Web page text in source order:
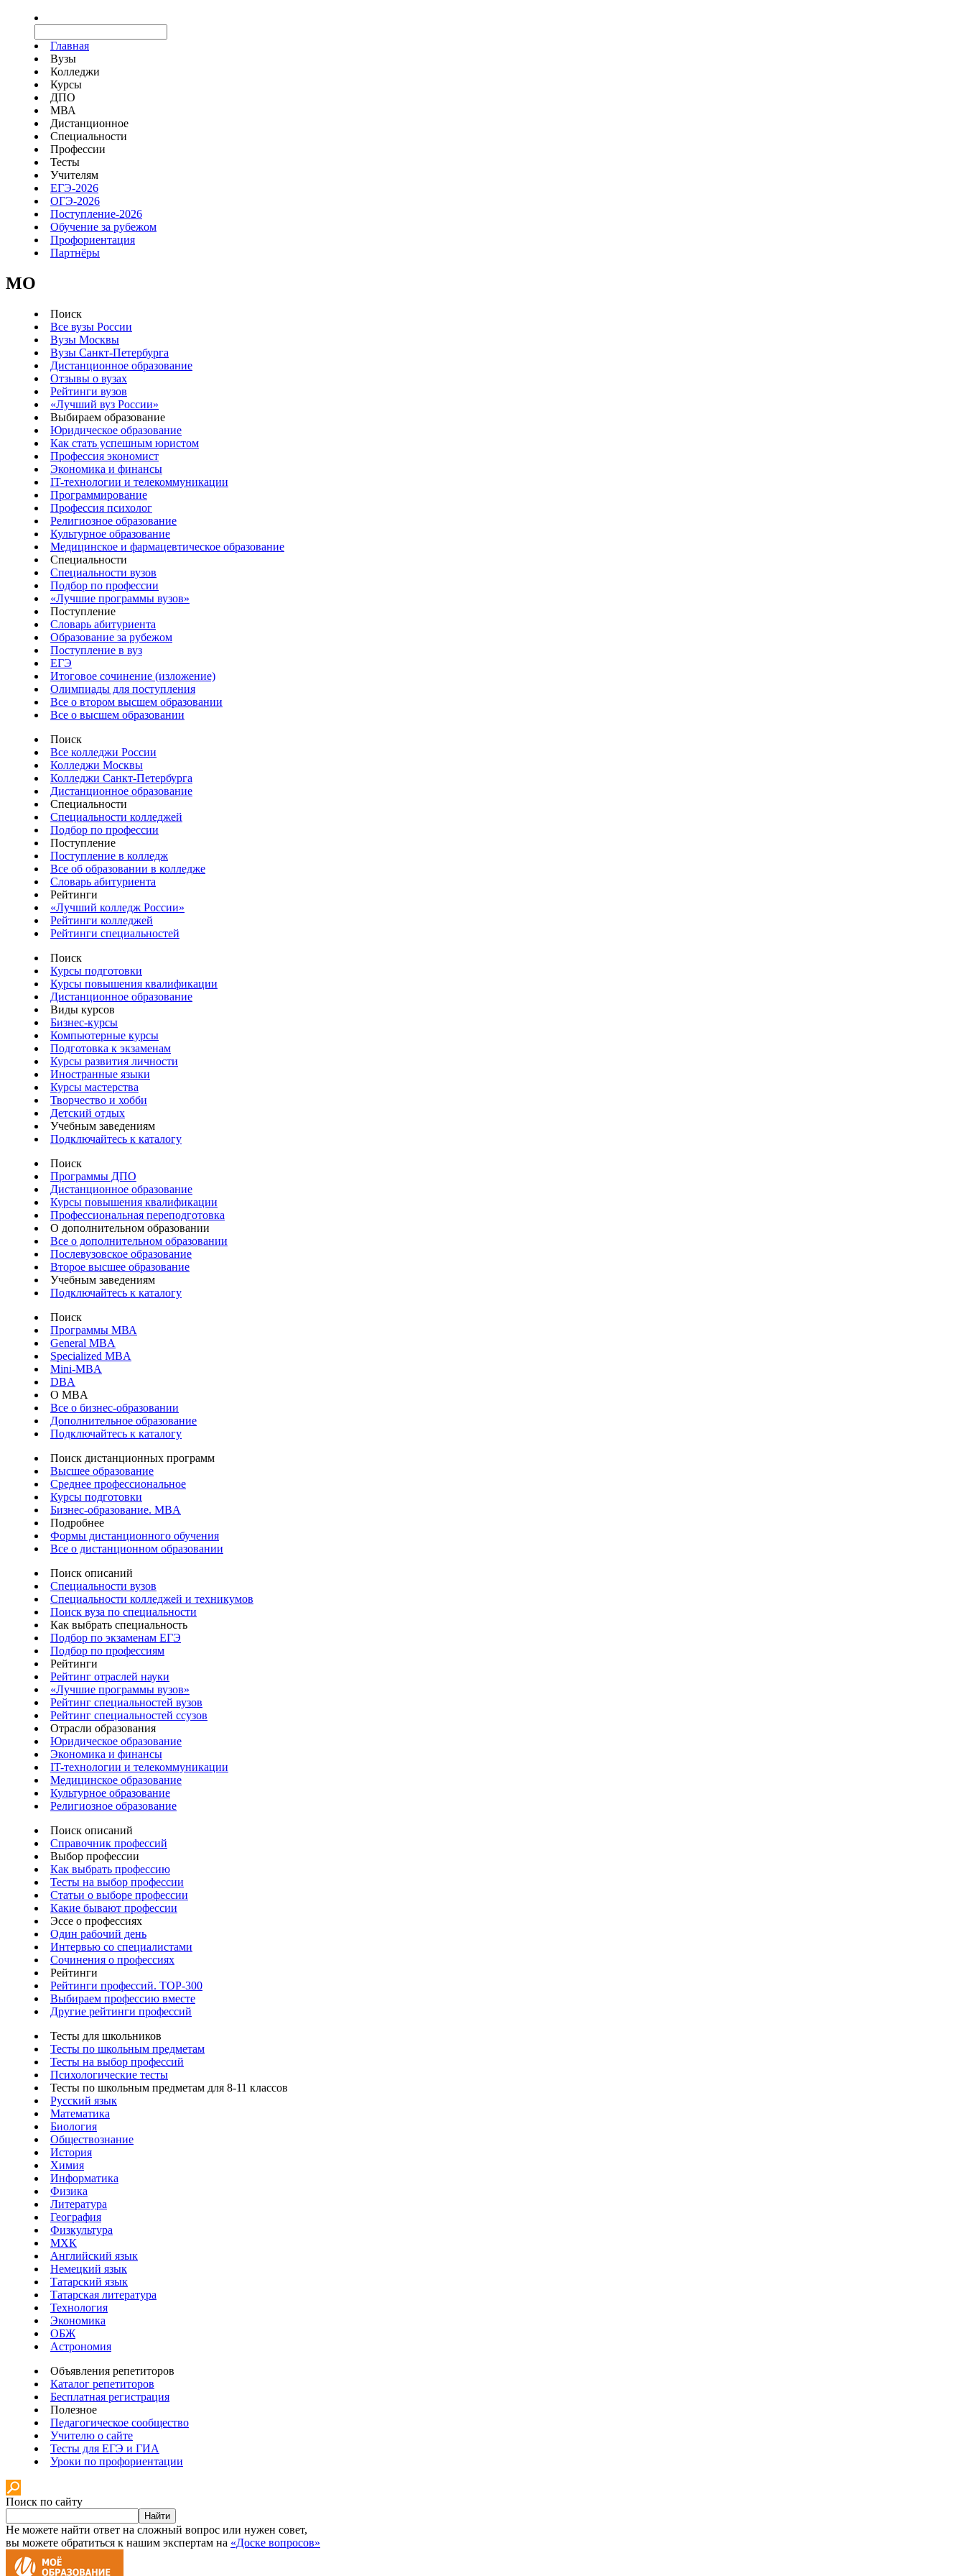
Главная
Вузы
Колледжи
Курсы
ДПО
МВА
Дистанционное
Специальности
Профессии
Тесты
Учителям
ЕГЭ-2026
ОГЭ-2026
Поступление-2026
Обучение за рубежом
Профориентация
Партнёры
MO
Поиск
Все вузы России
Вузы Москвы
Вузы Санкт-Петербурга
Дистанционное образование
Отзывы о вузах
Рейтинги вузов
«Лучший вуз России»
Выбираем образование
Юридическое образование
Как стать успешным юристом
Профессия экономист
Экономика и финансы
IT-технологии и телекоммуникации
Программирование
Профессия психолог
Религиозное образование
Культурное образование
Медицинское и фармацевтическое образование
Специальности
Специальности вузов
Подбор по профессии
«Лучшие программы вузов»
Поступление
Словарь абитуриента
Образование за рубежом
Поступление в вуз
ЕГЭ
Итоговое сочинение (изложение)
Олимпиады для поступления
Все о втором высшем образовании
Все о высшем образовании
Поиск
Все колледжи России
Колледжи Москвы
Колледжи Санкт-Петербурга
Дистанционное образование
Специальности
Специальности колледжей
Подбор по профессии
Поступление
Поступление в колледж
Все об образовании в колледже
Словарь абитуриента
Рейтинги
«Лучший колледж России»
Рейтинги колледжей
Рейтинги специальностей
Поиск
Курсы подготовки
Курсы повышения квалификации
Дистанционное образование
Виды курсов
Бизнес-курсы
Компьютерные курсы
Подготовка к экзаменам
Курсы развития личности
Иностранные языки
Курсы мастерства
Творчество и хобби
Детский отдых
Учебным заведениям
Подключайтесь к каталогу
Поиск
Программы ДПО
Дистанционное образование
Курсы повышения квалификации
Профессиональная переподготовка
О дополнительном образовании
Все о дополнительном образовании
Послевузовское образование
Второе высшее образование
Учебным заведениям
Подключайтесь к каталогу
Поиск
Программы МВА
General MBA
Specialized MBA
Mini-MBA
DBA
О MBA
Все о бизнес-образовании
Дополнительное образование
Подключайтесь к каталогу
Поиск дистанционных программ
Высшее образование
Среднее профессиональное
Курсы подготовки
Бизнес-образование. MBA
Подробнее
Формы дистанционного обучения
Все о дистанционном образовании
Поиск описаний
Специальности вузов
Специальности колледжей и техникумов
Поиск вуза по специальности
Как выбрать специальность
Подбор по экзаменам ЕГЭ
Подбор по профессиям
Рейтинги
Рейтинг отраслей науки
«Лучшие программы вузов»
Рейтинг специальностей вузов
Рейтинг специальностей ссузов
Отрасли образования
Юридическое образование
Экономика и финансы
IT-технологии и телекоммуникации
Медицинское образование
Культурное образование
Религиозное образование
Поиск описаний
Справочник профессий
Выбор профессии
Как выбрать профессию
Тесты на выбор профессии
Статьи о выборе профессии
Какие бывают профессии
Эссе о профессиях
Один рабочий день
Интервью со специалистами
Сочинения о профессиях
Рейтинги
Рейтинги профессий. TOP-300
Выбираем профессию вместе
Другие рейтинги профессий
Тесты для школьников
Тесты по школьным предметам
Тесты на выбор профессий
Психологические тесты
Тесты по школьным предметам для 8-11 классов
Русский язык
Математика
Биология
Обществознание
История
Химия
Информатика
Физика
Литература
География
Физкультура
МХК
Английский язык
Немецкий язык
Татарский язык
Татарская литература
Технология
Экономика
ОБЖ
Астрономия
Объявления репетиторов
Каталог репетиторов
Бесплатная регистрация
Полезное
Педагогическое сообщество
Учителю о сайте
Тесты для ЕГЭ и ГИА
Уроки по профориентации
Поиск по сайту
Найти
Не можете найти ответ на сложный вопрос или нужен совет,
вы можете обратиться к нашим экспертам на «Доске вопросов»